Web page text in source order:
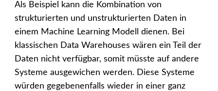
Als Beispiel kann die Kombination von
strukturierten und unstrukturierten Daten in
einem Machine Learning Modell dienen. Bei
klassischen Data Warehouses wären ein Teil der
Daten nicht verfügbar, somit müsste auf andere
Systeme ausgewichen werden. Diese Systeme
würden gegebenenfalls wieder in einer ganz